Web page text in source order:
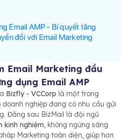
Email AMP - Bí quyết tăng
đổi với Email Marketing
Email Marketing đầu
dụng Email AMP
Bizfly - VCCorp là một trong
nghiệp đang có nhu cầu gửi
Đằng sau BizMail là đội ngũ
kinh nghiệm, không ngừng sáng
Marketing toàn diện, giúp hơn